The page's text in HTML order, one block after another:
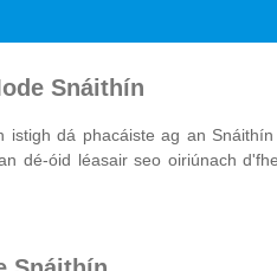
Snáithín
istigh dá phacáiste ag an
dé-óid léasair seo oiriúnach